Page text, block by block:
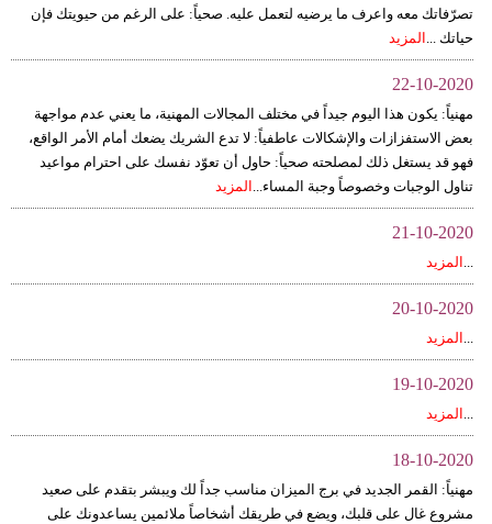
تصرّفاتك معه واعرف ما يرضيه لتعمل عليه. صحياً: على الرغم من حيويتك فإن
حياتك ... المزيد
22-10-2020
مهنياً: يكون هذا اليوم جيداً في مختلف المجالات المهنية، ما يعني عدم مواجهة
بعض الاستفزازات والإشكالات عاطفياً: لا تدع الشريك يضعك أمام الأمر الواقع،
فهو قد يستغل ذلك لمصلحته صحياً: حاول أن تعوّد نفسك على احترام مواعيد
تناول الوجبات وخصوصاً وجبة المساء... المزيد
21-10-2020
... المزيد
20-10-2020
... المزيد
19-10-2020
... المزيد
18-10-2020
مهنياً: القمر الجديد في برج الميزان مناسب جداً لك ويبشر بتقدم على صعيد
مشروع غال على قلبك، ويضع في طريقك أشخاصاً ملائمين يساعدونك على